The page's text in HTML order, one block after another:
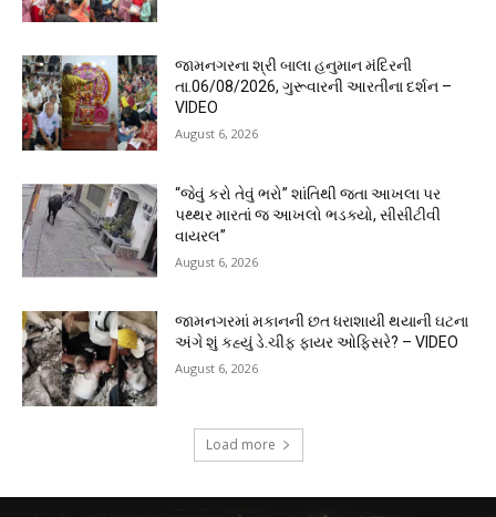
જામનગરના શ્રી બાલા હનુમાન મંદિરની
તા.06/08/2026, ગુરૂવારની આરતીના દર્શન –
VIDEO
August 6, 2026
“જેવું કરો તેવું ભરો” શાંતિથી જતા આખલા પર
પથ્થર મારતાં જ આખલો ભડક્યો, સીસીટીવી
વાયરલ”
August 6, 2026
જામનગરમાં મકાનની છત ધરાશાયી થયાની ઘટના
અંગે શું કહ્યું ડે.ચીફ ફાયર ઓફિસરે? – VIDEO
August 6, 2026
Load more